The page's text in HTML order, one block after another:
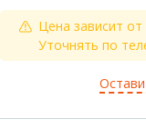
Цена зависит
Уточнять по